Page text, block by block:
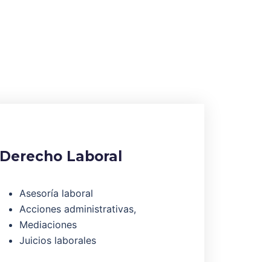
Derecho Laboral
Asesoría laboral
Acciones administrativas,
Mediaciones
Juicios laborales